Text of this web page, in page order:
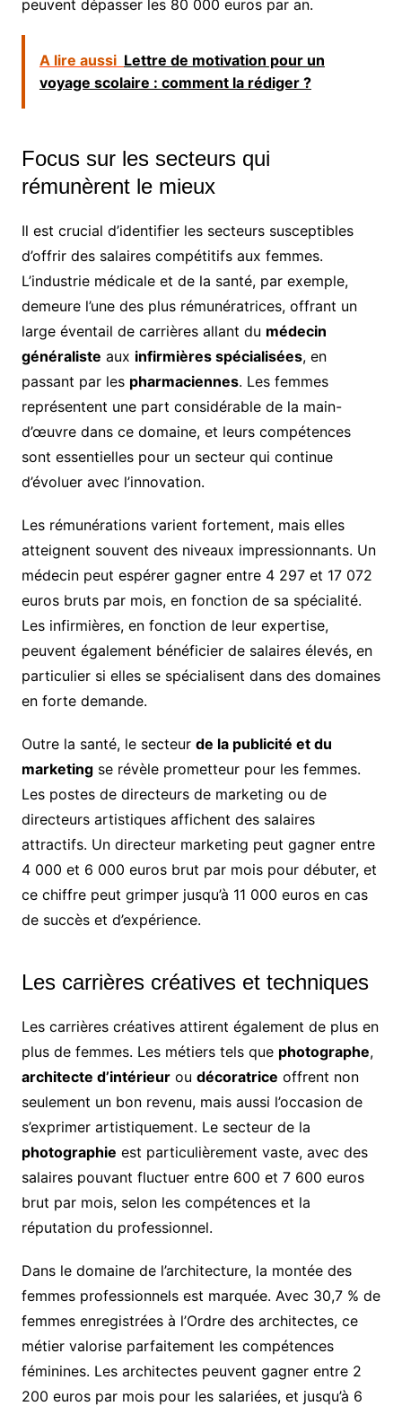
peuvent dépasser les 80 000 euros par an.
A lire aussi Lettre de motivation pour un
voyage scolaire : comment la rédiger ?
Focus sur les secteurs qui
rémunèrent le mieux
Il est crucial d’identifier les secteurs susceptibles
d’offrir des salaires compétitifs aux femmes.
L’industrie médicale et de la santé, par exemple,
demeure l’une des plus rémunératrices, offrant un
large éventail de carrières allant du médecin
généraliste aux infirmières spécialisées, en
passant par les pharmaciennes. Les femmes
représentent une part considérable de la main-
d’œuvre dans ce domaine, et leurs compétences
sont essentielles pour un secteur qui continue
d’évoluer avec l’innovation.
Les rémunérations varient fortement, mais elles
atteignent souvent des niveaux impressionnants. Un
médecin peut espérer gagner entre 4 297 et 17 072
euros bruts par mois, en fonction de sa spécialité.
Les infirmières, en fonction de leur expertise,
peuvent également bénéficier de salaires élevés, en
particulier si elles se spécialisent dans des domaines
en forte demande.
Outre la santé, le secteur de la publicité et du
marketingse révèle prometteur pour les femmes.
Les postes de directeurs de marketing ou de
directeurs artistiques affichent des salaires
attractifs. Un directeur marketing peut gagner entre
4 000 et 6 000 euros brut par mois pour débuter, et
ce chiffre peut grimper jusqu’à 11 000 euros en cas
de succès et d’expérience.
Les carrières créatives et techniques
Les carrières créatives attirent également de plus en
plus de femmes. Les métiers tels que photographe,
architecte d’intérieurou décoratrice offrent non
seulement un bon revenu, mais aussi l’occasion de
s’exprimer artistiquement. Le secteur de la
photographie est particulièrement vaste, avec des
salaires pouvant fluctuer entre 600 et 7 600 euros
brut par mois, selon les compétences et la
réputation du professionnel.
Dans le domaine de l’architecture, la montée des
femmes professionnels est marquée. Avec 30,7 % de
femmes enregistrées à l’Ordre des architectes, ce
métier valorise parfaitement les compétences
féminines. Les architectes peuvent gagner entre 2
200 euros par mois pour les salariées, et jusqu’à 6